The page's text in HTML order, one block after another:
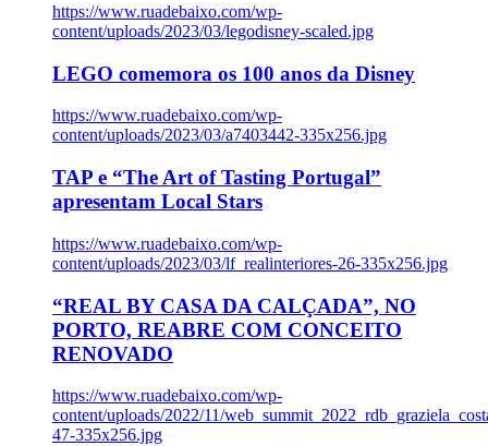
https://www.ruadebaixo.com/wp-
content/uploads/2023/03/legodisney-scaled.jpg
LEGO comemora os 100 anos da Disney
https://www.ruadebaixo.com/wp-
content/uploads/2023/03/a7403442-335x256.jpg
TAP e “The Art of Tasting Portugal”
apresentam Local Stars
https://www.ruadebaixo.com/wp-
content/uploads/2023/03/lf_realinteriores-26-335x256.jpg
“REAL BY CASA DA CALÇADA”, NO
PORTO, REABRE COM CONCEITO
RENOVADO
https://www.ruadebaixo.com/wp-
content/uploads/2022/11/
47-335x256.jpg